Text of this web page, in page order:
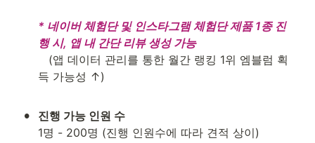
* 네이버 체험단 및 인스타그램 체험단 제품 1종 진
행 시, 앱 내 간단 리뷰 생성 가능
득 가능성 ↑)
•
1명 - 200명 (진행 인원수에 따라 견적 상이)